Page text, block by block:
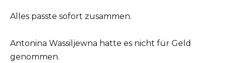
Alles passte sofort zusammen.
Antonina Wassiljewna hatte es nicht für Geld
genommen.